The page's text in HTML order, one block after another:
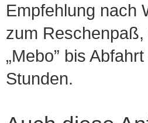
Empfehlung nach
zum
„Mebo” bis
Stunden.